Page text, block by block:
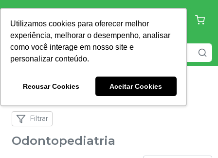
Utilizamos cookies para oferecer melhor
experiência, melhorar o desempenho, analisar
como você interage em nosso site e
personalizar conteúdo.
Recusar Cookies Aceitar Cookies
Odontopediatria
Filtrar
Odontopediatria